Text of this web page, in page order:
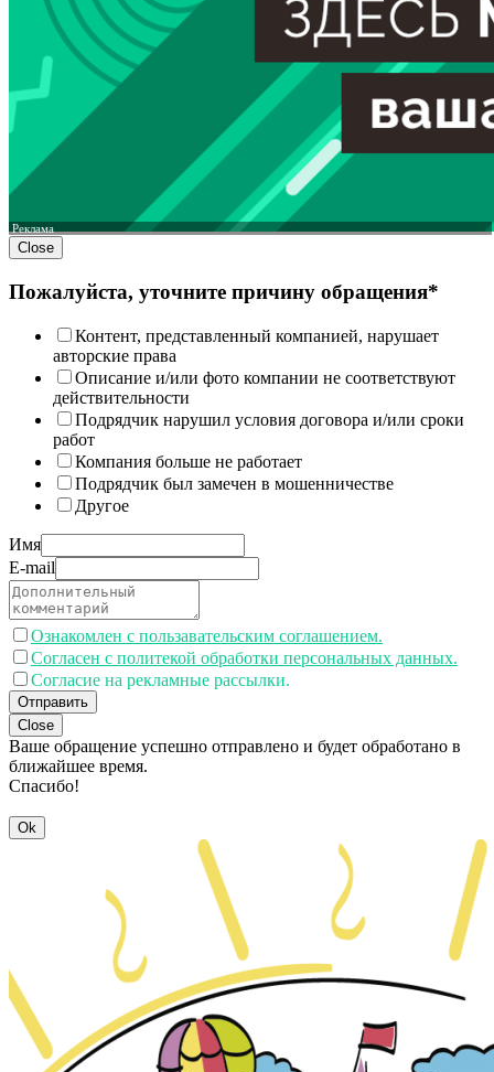
Реклама
Close
Пожалуйста, уточните причину обращения*
Контент, представленный компанией, нарушает
авторские права
Описание и/или фото компании не соответствуют
действительности
Подрядчик нарушил условия договора и/или сроки
работ
Компания больше не работает
Подрядчик был замечен в мошенничестве
Другое
Имя
E-mail
Ознакомлен с пользавательским соглашением.
Согласен с политекой обработки персональных данных.
Согласие на рекламные рассылки.
Отправить
Close
Ваше обращение успешно отправлено и будет обработано в
ближайшее время.
Спасибо!
Ok